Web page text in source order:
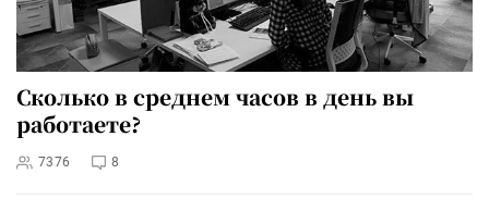
Сколько в среднем часов в день вы
работаете?
7376 8